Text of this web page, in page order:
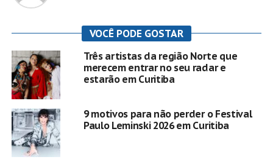
VOCÊ PODE GOSTAR
Três artistas da região Norte que
merecem entrar no seu radar e
estarão em Curitiba
9 motivos para não perder o Festival
Paulo Leminski 2026 em Curitiba